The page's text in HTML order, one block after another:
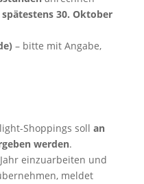
30. Oktober
– bitte mit Angabe,
Shoppings soll an
werden.
einzuarbeiten und
meldet